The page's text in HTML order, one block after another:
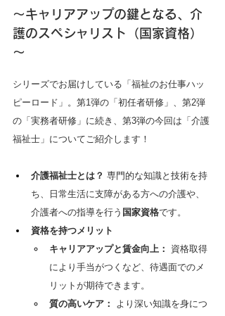
～キャリアアップの鍵となる、介
護のスペシャリスト（国家資格）
～
シリーズでお届けしている「福祉のお仕事ハッ
ピーロード」。第1弾の「初任者研修」、第2弾
の「実務者研修」に続き、第3弾の今回は「介護
福祉士」についてご紹介します！
介護福祉士とは？ 専門的な知識と技術を持
ち、日常生活に支障がある方への介護や、
介護者への指導を行う 国家資格です。
資格を持つメリット
キャリアアップと賃金向上：
資格取得
により手当がつくなど、待遇面でのメ
リットが期待できます。
質の高いケア：
より深い知識を身につ